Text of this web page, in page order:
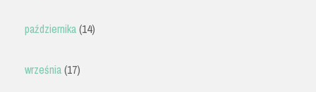
października(14)
września(17)